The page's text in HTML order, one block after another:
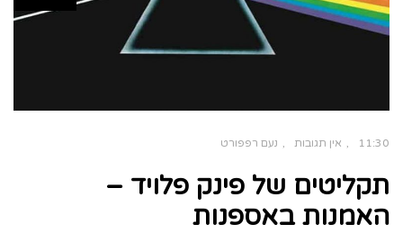
11:30 אין תגובות נעם רפפורט
תקליטים של פינק פלויד –
האמנות באספנות